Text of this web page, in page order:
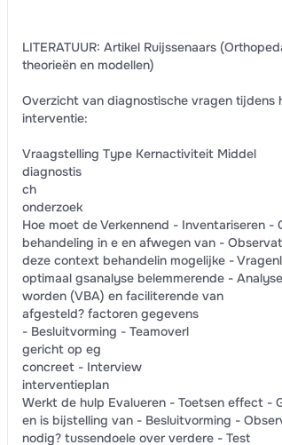
LITERATUUR: Artikel Ruijssenaars
theorieën en modellen)
Overzicht van diagnostische vragen tijdens
interventie:
Vraagstelling Type Kernactiviteit Middel
diagnostis
ch
onderzoek
Hoe moet de Verkennend - Inventariseren -
behandeling in e en afwegen van -
deze context behandelin mogelijke -
optimaal gsanalyse belemmerende - Analyse
worden (VBA) en faciliterende van
afgesteld? factoren gegevens
- Besluitvorming - Teamoverl
gericht op eg
concreet - Interview
interventieplan
Werkt de hulp Evalueren - Toetsen effect -
en is bijstelling van - Besluitvorming -
nodig? tussendoele over verdere - Test